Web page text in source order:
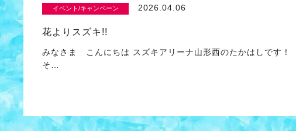
イベント/キャンペーン 2026.04.06
花よりスズキ!!
みなさま こんにちは スズキアリーナ山形西のたかはしです！
そ…